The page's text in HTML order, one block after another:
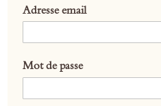
Adresse email
Mot de passe